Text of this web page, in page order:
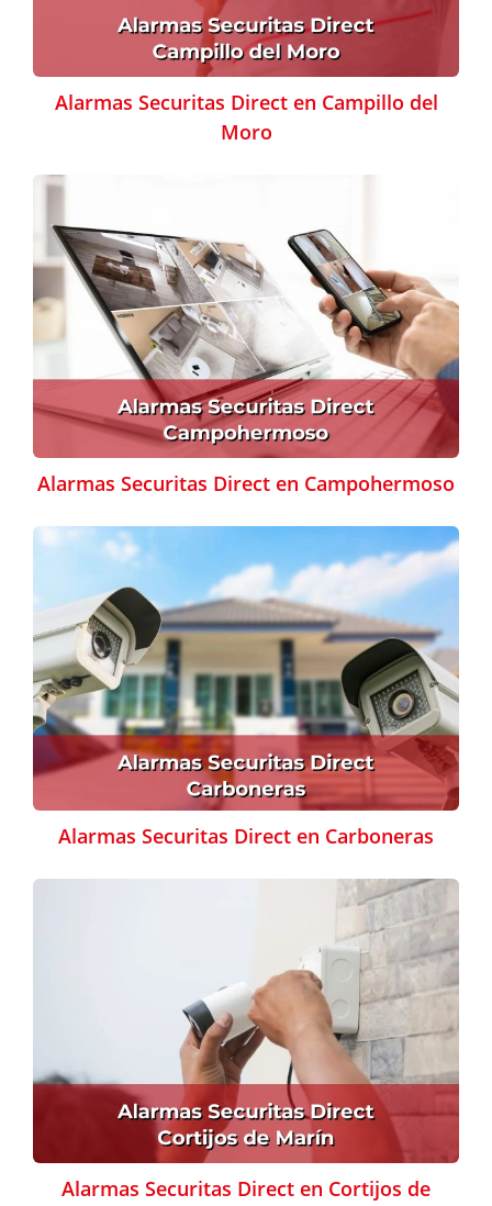
Alarmas Securitas Direct en Campillo del
Moro
Alarmas Securitas Direct en Campohermoso
Alarmas Securitas Direct en Carboneras
Alarmas Securitas Direct en Cortijos de